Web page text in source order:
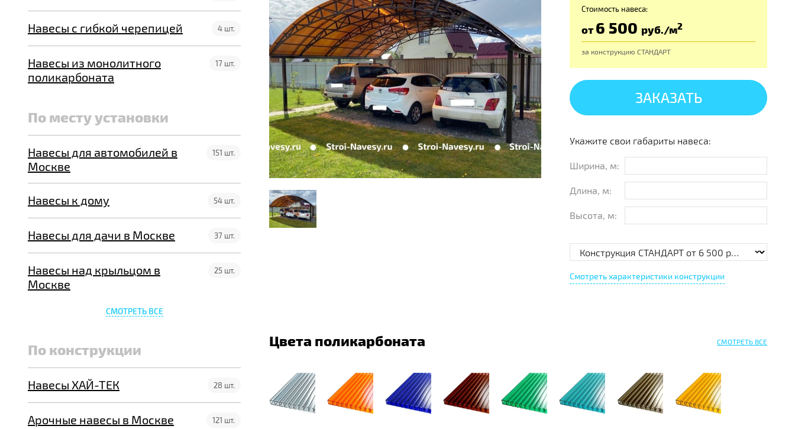
поликарбоната
Навесы с гибкой черепицей 4 шт.
Навесы из монолитного
поликарбоната
17 шт.
По месту установки
Навесы для автомобилей в
Москве
151 шт.
Навесы к дому 54 шт.
Навесы для дачи в Москве 37 шт.
Навесы над крыльцом в
Москве
25 шт.
СМОТРЕТЬ ВСЕ
По конструкции
Навесы ХАЙ-ТЕК 28 шт.
Арочные навесы в Москве 121 шт.
Стоимость навеса:
от6 500 руб./м2
за конструкцию СТАНДАРТ
ЗАКАЗАТЬ
Укажите свои габариты навеса:
Ширина, м:
Длина, м:
Высота, м:
Смотреть характеристики конструкции
Цвета поликарбоната СМОТРЕТЬ ВСЕ